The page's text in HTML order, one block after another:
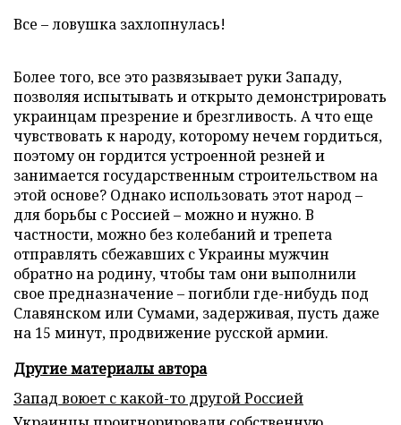
Все – ловушка захлопнулась!
Более того, все это развязывает руки Западу,
позволяя испытывать и открыто демонстрировать
украинцам презрение и брезгливость. А что еще
чувствовать к народу, которому нечем гордиться,
поэтому он гордится устроенной резней и
занимается государственным строительством на
этой основе? Однако использовать этот народ –
для борьбы с Россией – можно и нужно. В
частности, можно без колебаний и трепета
отправлять сбежавших с Украины мужчин
обратно на родину, чтобы там они выполнили
свое предназначение – погибли где-нибудь под
Славянском или Сумами, задерживая, пусть даже
на 15 минут, продвижение русской армии.
Другие материалы автора
Запад воюет с какой-то другой Россией